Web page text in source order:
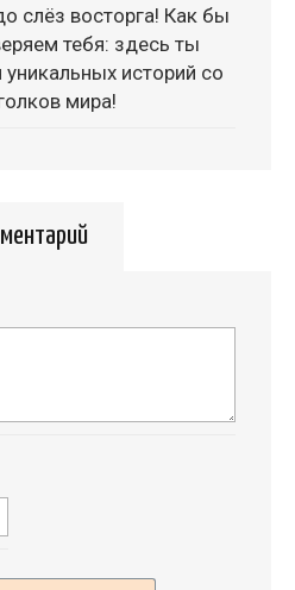
слёз восторга! Как бы
тебя: здесь ты
историй со
мира!